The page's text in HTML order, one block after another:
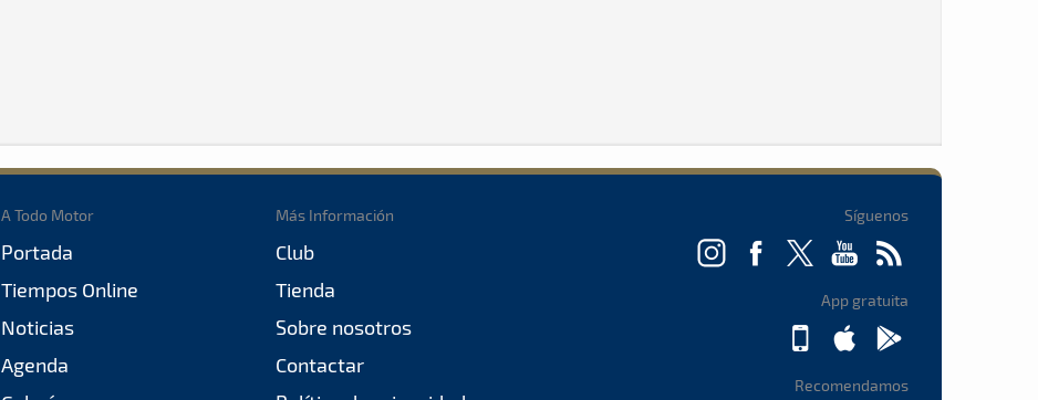
A Todo Motor
Portada
Tiempos Online
Noticias
Agenda
Más Información
Club
Tienda
Sobre nosotros
Contactar
Síguenos
App gratuita
Recomendamos